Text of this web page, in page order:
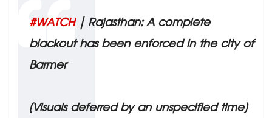
#WATCH| Rajasthan: A complete
blackout has been enforced in the city of
Barmer
(Visuals deferred by an unspecified time)